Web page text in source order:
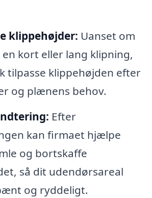
klippehøjder: Uanset om
kort eller lang klipning,
tilpasse klippehøjden efter
og plænens behov.
Efter
kan firmaet hjælpe
og bortskaffe
så dit udendørsareal
og ryddeligt.